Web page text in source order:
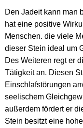
Den Jadeit kann man
hat eine positive
Menschen. die viele
dieser Stein ideal um
Des Weiteren regt er
Tätigkeit an. Diesen
Einschlafstörungen
seelischem
außerdem fördert er
Stein besitzt eine